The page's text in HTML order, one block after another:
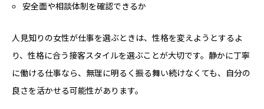
安全面や相談体制を確認できるか
人見知りの女性が仕事を選ぶときは、性格を変えようとするよ
り、性格に合う接客スタイルを選ぶことが大切です。静かに丁寧
に働ける仕事なら、無理に明るく振る舞い続けなくても、自分の
良さを活かせる可能性があります。